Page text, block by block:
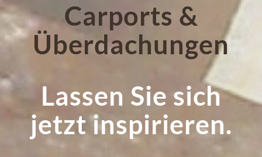
Lassen Sie sich
jetzt inspirieren.